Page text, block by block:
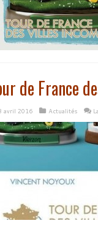
de France
avril 2016 Actualités